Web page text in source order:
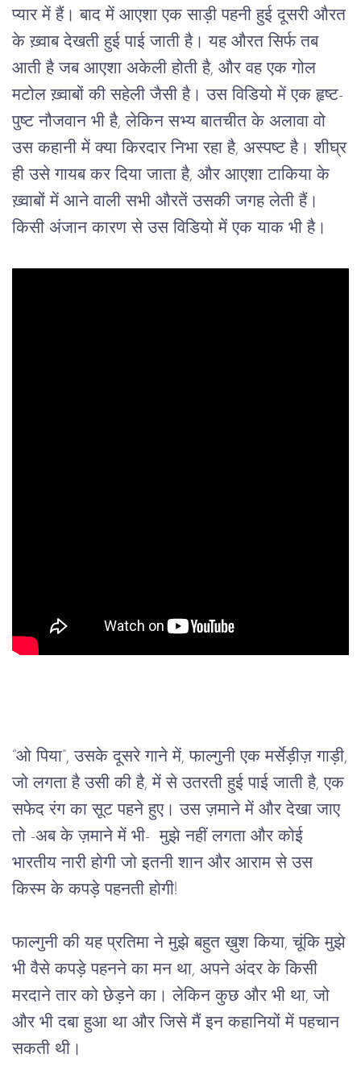
प्यार में हैं। बाद में आएशा एक साड़ी पहनी हुई दूसरी औरत
के ख़्वाब देखती हुई पाई जाती है। यह औरत सिर्फ तब
आती है जब आएशा अकेली होती है, और वह एक गोल
मटोल ख़्वाबों की सहेली जैसी है। उस विडियो में एक हृष्ट-
पुष्ट नौजवान भी है, लेकिन सभ्य बातचीत के अलावा वो
उस कहानी में क्या किरदार निभा रहा है, अस्पष्ट है। शीघ्र
ही उसे गायब कर दिया जाता है, और आएशा टाकिया के
ख़्वाबों में आने वाली सभी औरतें उसकी जगह लेती हैं।
किसी अंजान कारण से उस विडियो में एक याक भी है।
“ओ पिया”, उसके दूसरे गाने में, फाल्गुनी एक मर्सेड़ीज़ गाड़ी,
जो लगता है उसी की है, में से उतरती हुई पाई जाती है, एक
सफेद रंग का सूट पहने हुए। उस ज़माने में और देखा जाए
तो -अब के ज़माने में भी- मुझे नहीं लगता और कोई
भारतीय नारी होगी जो इतनी शान और आराम से उस
किस्म के कपड़े पहनती होगी!
फाल्गुनी की यह प्रतिमा ने मुझे बहुत ख़ुश किया, चूंकि मुझे
भी वैसे कपड़े पहनने का मन था, अपने अंदर के किसी
मरदाने तार को छेड़ने का। लेकिन कुछ और भी था, जो
और भी दबा हुआ था और जिसे मैं इन कहानियों में पहचान
सकती थी।